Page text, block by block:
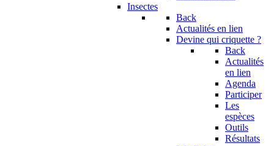
Insectes
Back
Actualités en lien
Devine qui criquette ?
Back
Actualités
en lien
Agenda
Participer
Les
espèces
Outils
Résultats